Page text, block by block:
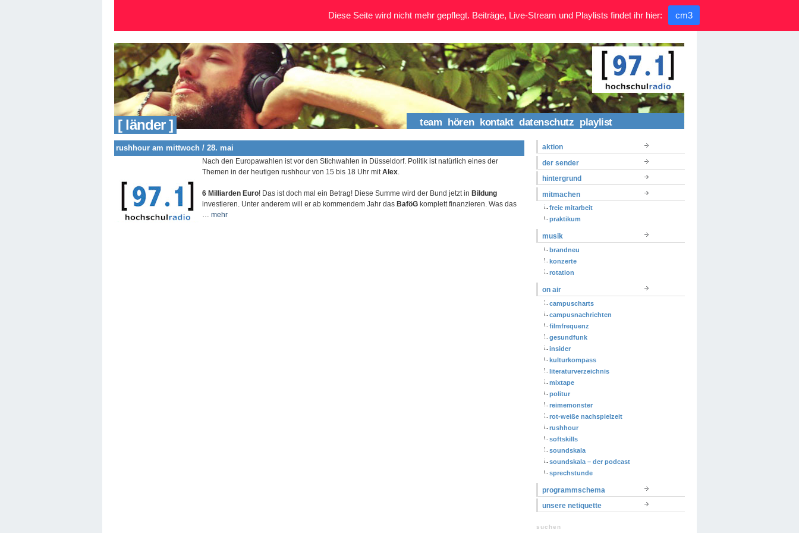
[ länder ] team hören kontakt datenschutz playlist
rushhour am mittwoch / 28. mai
Nach den Europawahlen ist vor den Stichwahlen in Düsseldorf. Politik ist natürlich eines der
Themen in der heutigen rushhour von 15 bis 18 Uhr mit Alex
6 Milliarden Euro! Das ist doch mal ein Betrag! Diese Summe wird der Bund jetzt in Bildung
investieren. Unter anderem will er ab kommendem Jahr das BaföG komplett finanzieren. Was das
mehr
aktion
der sender
hintergrund
mitmachen
freie mitarbeit
praktikum
musik
brandneu
konzerte
rotation
on air
campuscharts
campusnachrichten
filmfrequenz
gesundfunk
insider
kulturkompass
literaturverzeichnis
mixtape
politur
reimemonster
rot-weiße nachspielzeit
rushhour
softskills
soundskala
soundskala – der podcast
sprechstunde
programmschema
unsere netiquette
suchen
Diese Seite wird nicht mehr gepflegt. Beiträge, Live-Stream und Playlists findet ihr hier: cm3